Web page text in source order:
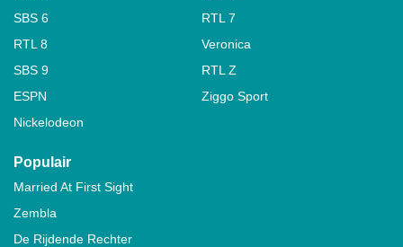
SBS 6
RTL 7
RTL 8
Veronica
SBS 9
RTL Z
ESPN
Ziggo Sport
Nickelodeon
Populair
Married At First Sight
Zembla
De Rijdende Rechter